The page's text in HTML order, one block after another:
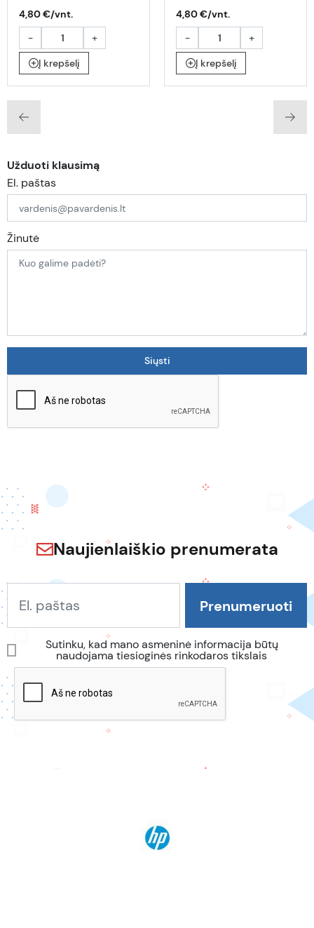
4,80 €/vnt.
-
+
Į krepšelį
4,80 €/vnt.
-
+
Į krepšelį
Užduoti klausimą
El. paštas
Žinutė
Naujienlaiškio prenumerata
Sutinku, kad mano asmeninė informacija būtų
naudojama tiesioginės rinkodaros tikslais